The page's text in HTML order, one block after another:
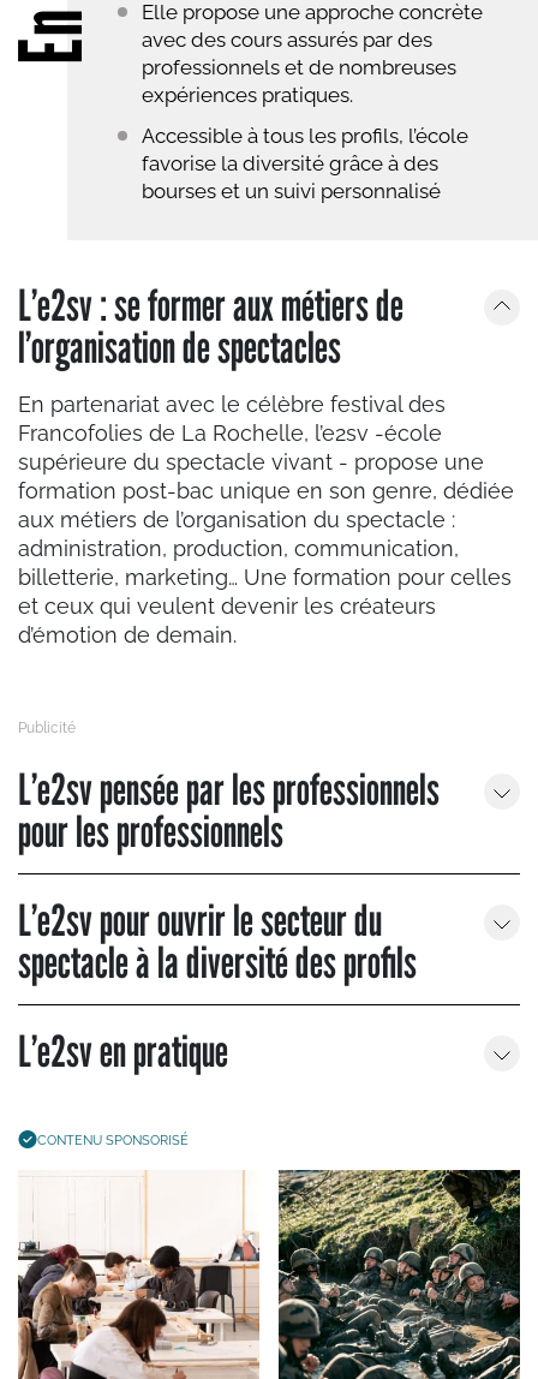
Elle propose une approche concrète
avec des cours assurés par des
professionnels et de nombreuses
expériences pratiques.
Accessible à tous les profils, l’école
favorise la diversité grâce à des
bourses et un suivi personnalisé
L’e2sv : se former aux métiers de
l’organisation de spectacles
En partenariat avec le célèbre festival des
Francofolies de La Rochelle, l’e2sv -école
supérieure du spectacle vivant - propose une
formation post-bac unique en son genre, dédiée
aux métiers de l’organisation du spectacle :
administration, production, communication,
billetterie, marketing… Une formation pour celles
et ceux qui veulent devenir les créateurs
d’émotion de demain.
L’e2sv pensée par les professionnels
pour les professionnels
L’e2sv pour ouvrir le secteur du
spectacle à la diversité des profils
L’e2sv en pratique
CONTENU SPONSORISÉ